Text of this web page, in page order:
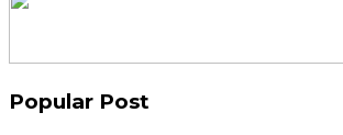
Popular Post